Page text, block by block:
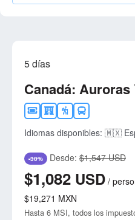
5 días
Canadá: Auroras
Idiomas disponibles: 🇲🇽
-30% Desde: $1,547 USD
$1,082 USD /
$19,271 MXN
Hasta 6 MSI, todos los